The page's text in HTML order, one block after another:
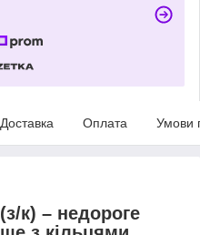
Доставка Оплата Умови
к) – недороге